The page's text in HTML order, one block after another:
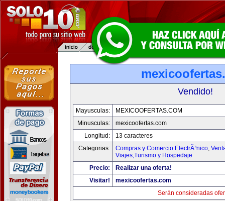
Vendido!
Mayusculas:
MEXICOOFERTAS.COM
Minusculas:
mexicoofertas.com
Longitud:
13 caracteres
Categorias:
Compras y Comercio ElectrÃ³nico,
Viajes,Turismo y Hospedaje
Precio:
Realizar una oferta!
Visitar!
mexicoofertas.com
Serán consideradas